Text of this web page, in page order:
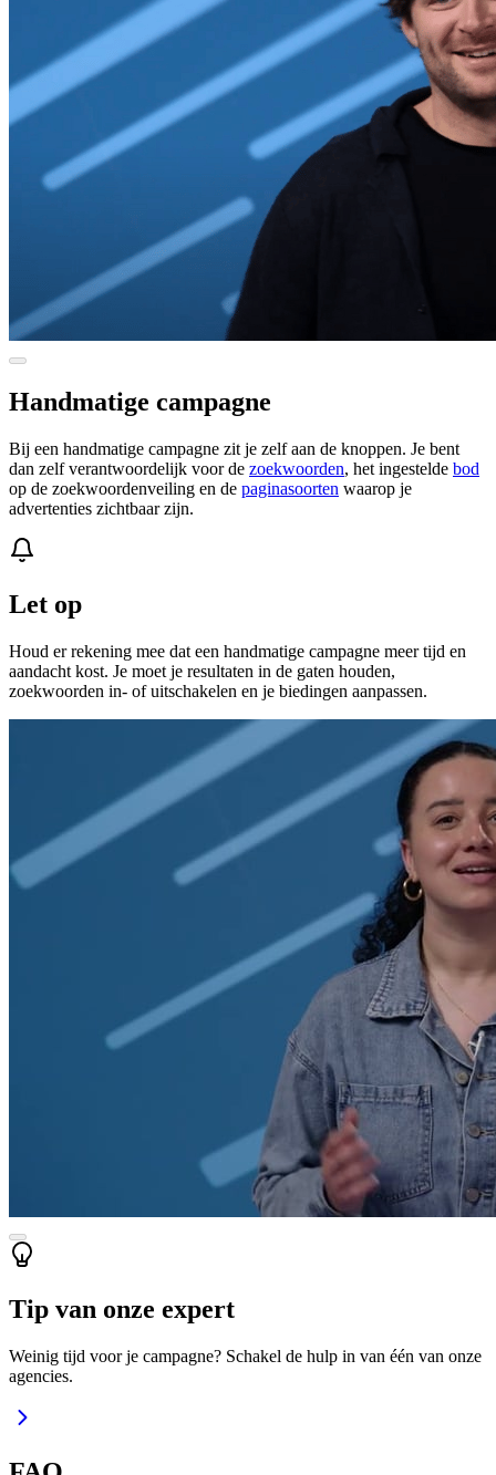
Handmatige campagne
Bij een handmatige campagne zit je zelf aan de knoppen. Je bent
dan zelf verantwoordelijk voor de zoekwoorden, het ingestelde bod
op de zoekwoordenveiling en de paginasoorten waarop je
advertenties zichtbaar zijn.
Let op
Houd er rekening mee dat een handmatige campagne meer tijd en
aandacht kost. Je moet je resultaten in de gaten houden,
zoekwoorden in- of uitschakelen en je biedingen aanpassen.
Tip van onze expert
Weinig tijd voor je campagne? Schakel de hulp in van één van onze
agencies.